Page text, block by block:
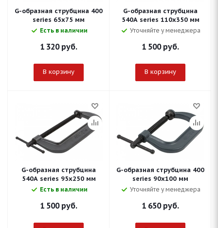
G-образная струбцина 400
series 65х75 мм
Есть в наличии
1 320руб.
В корзину
G-образная струбцина
540A series 110х350 мм
Уточняйте у менеджера
1 500руб.
В корзину
G-образная струбцина
540A series 95х250 мм
Есть в наличии
1 500руб.
G-образная струбцина 400
series 90х100 мм
Уточняйте у менеджера
1 650руб.